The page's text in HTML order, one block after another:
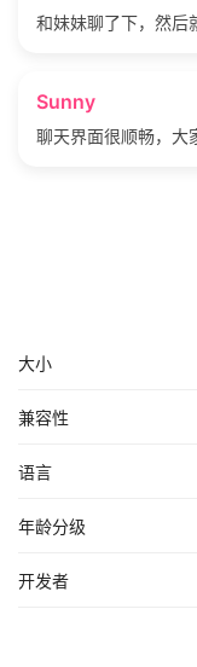
和妹妹聊了下，然后
Sunny
聊天界面很顺畅，大
大小
兼容性
语言
年龄分级
开发者